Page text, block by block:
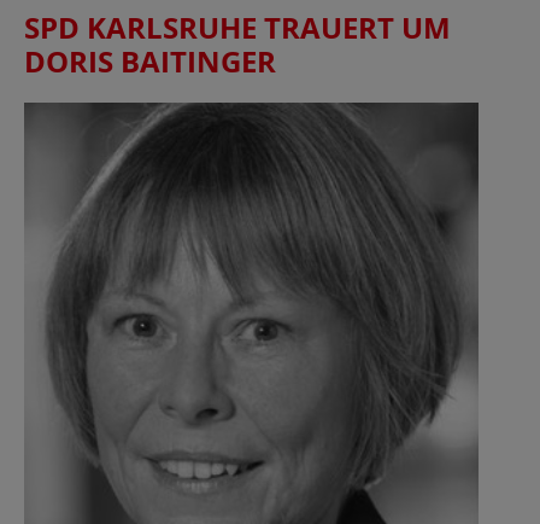
SPD KARLSRUHE TRAUERT UM
DORIS BAITINGER